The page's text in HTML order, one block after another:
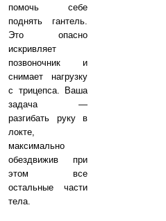
помочь себе
поднять гантель.
Это опасно
искривляет
позвоночник и
снимает нагрузку
с трицепса. Ваша
задача —
разгибать руку в
локте,
максимально
обездвижив при
этом все
остальные части
тела.